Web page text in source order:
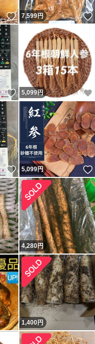
いいね！
7,599円
いいね！
5,099円
いいね！
5,099円
4,280円
1,400円